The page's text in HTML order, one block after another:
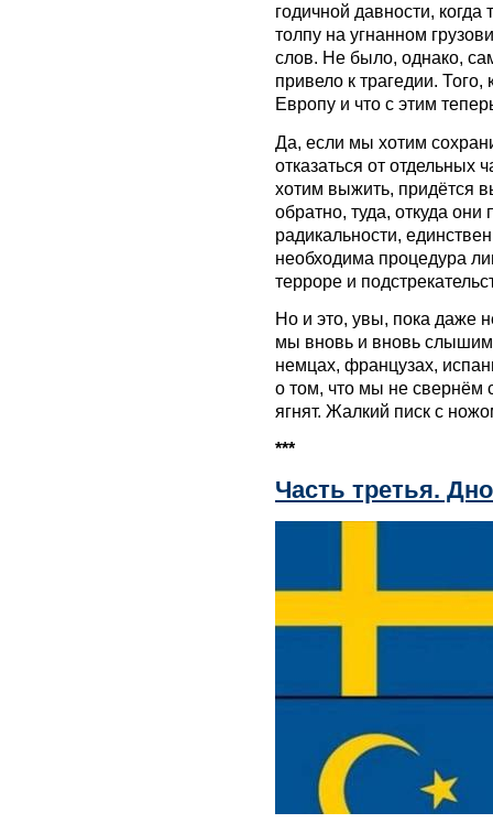
годичной давности,
толпу на угнанном
слов. Не было, однако,
привело к трагедии. Того,
Европу и что с этим
Да, если мы хотим
отказаться от отдельных
хотим выжить, придётся
обратно, туда, откуда
радикальности,
необходима процедура
терроре и
Но и это, увы, пока даже
мы вновь и вновь
немцах, французах,
о том, что мы не свернём
ягнят. Жалкий писк с
***
Часть третья. Дно